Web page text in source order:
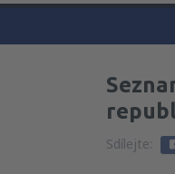
Sdílejte: